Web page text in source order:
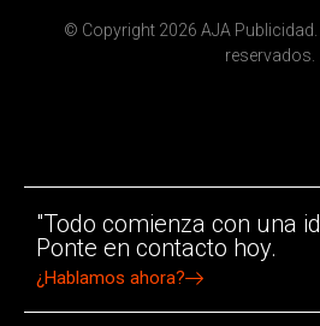
© Copyright 2026 AJA
reservados.
"Todo comienza con una
Ponte en contacto hoy.
¿Hablamos ahora?